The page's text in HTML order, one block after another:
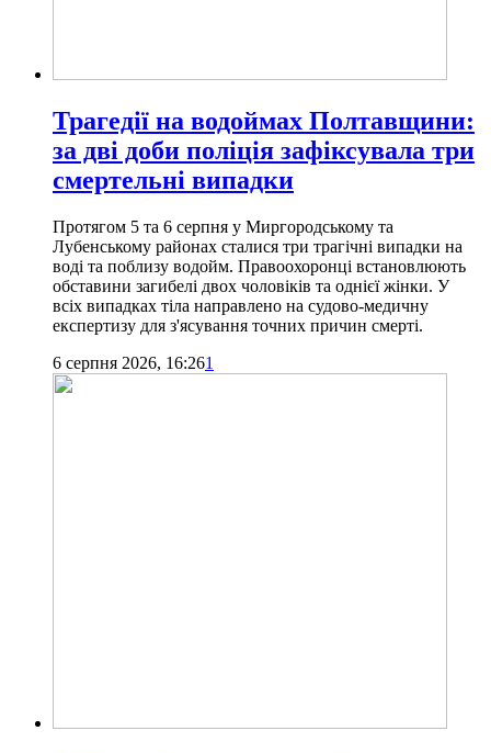
Трагедії на водоймах Полтавщини:
за дві доби поліція зафіксувала три
смертельні випадки
Протягом 5 та 6 серпня у Миргородському та
Лубенському районах сталися три трагічні випадки на
воді та поблизу водойм. Правоохоронці встановлюють
обставини загибелі двох чоловіків та однієї жінки. У
всіх випадках тіла направлено на судово-медичну
експертизу для з'ясування точних причин смерті.
6 серпня 2026, 16:261